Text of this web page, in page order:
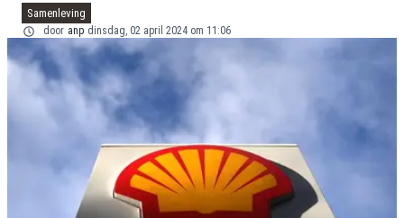
Samenleving
door anp dinsdag, 02 april 2024 om 11:06